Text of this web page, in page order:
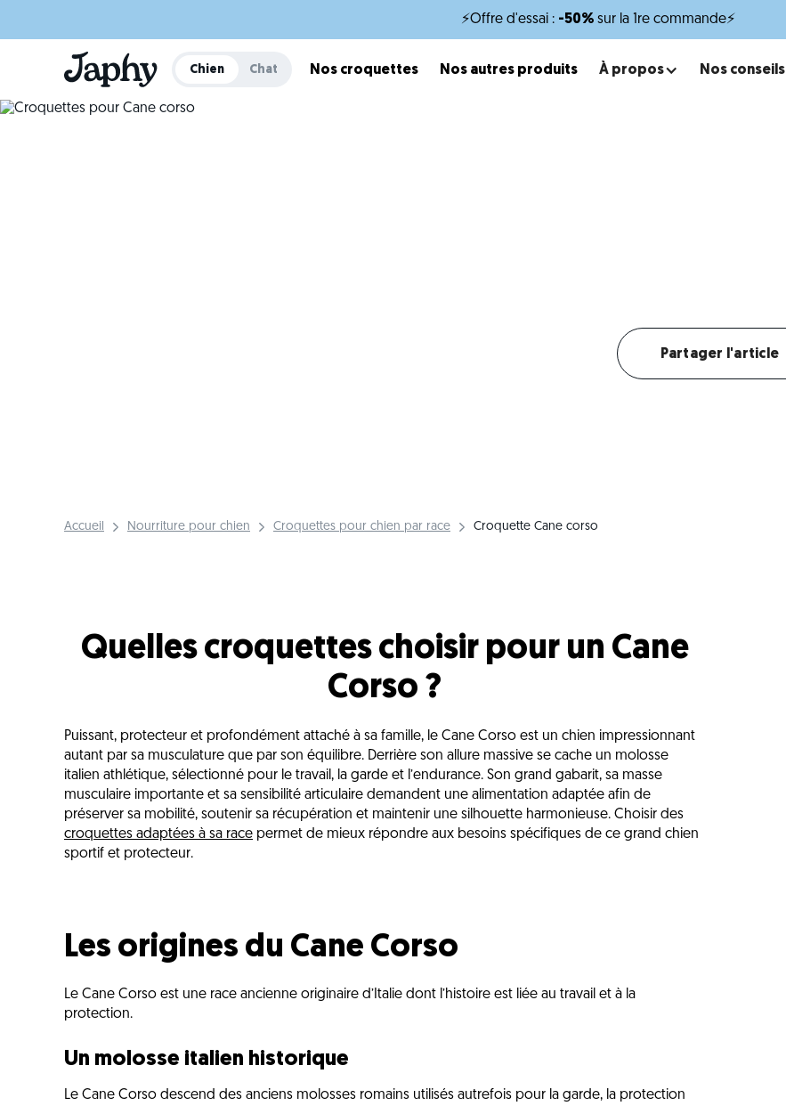
⚡Offre d'essai : -50% sur la 1re commande⚡
Chien Chat Nos croquettes Nos autres produits À propos Nos conseils
Partager l'article
Accueil Nourriture pour chien Croquettes pour chien par race Croquette Cane corso
Quelles croquettes choisir pour un Cane
Corso ?
Puissant, protecteur et profondément attaché à sa famille, le Cane Corso est un chien impressionnant
autant par sa musculature que par son équilibre. Derrière son allure massive se cache un molosse
italien athlétique, sélectionné pour le travail, la garde et l’endurance. Son grand gabarit, sa masse
musculaire importante et sa sensibilité articulaire demandent une alimentation adaptée afin de
préserver sa mobilité, soutenir sa récupération et maintenir une silhouette harmonieuse. Choisir des
croquettes adaptées à sa race permet de mieux répondre aux besoins spécifiques de ce grand chien
sportif et protecteur.
Les origines du Cane Corso
Le Cane Corso est une race ancienne originaire d’Italie dont l’histoire est liée au travail et à la
protection.
Un molosse italien historique
Le Cane Corso descend des anciens molosses romains utilisés autrefois pour la garde, la protection